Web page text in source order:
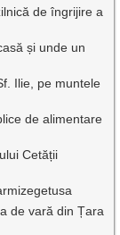
de îngrijire a
și unde un
Ilie, pe muntele
de alimentare
Cetății
de vară din Țara